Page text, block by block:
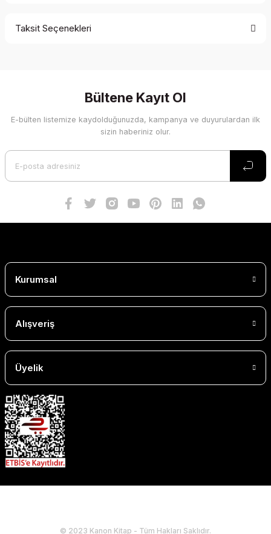
Taksit Seçenekleri
Bültene Kayıt Ol
E-bülten listemize kaydolduğunuzda, kampanya ve duyurulardan ilk
sizin haberiniz olur.
Kurumsal
Alışveriş
Üyelik
© 2023 Kanon Kitap - Tüm Hakları Saklıdır.